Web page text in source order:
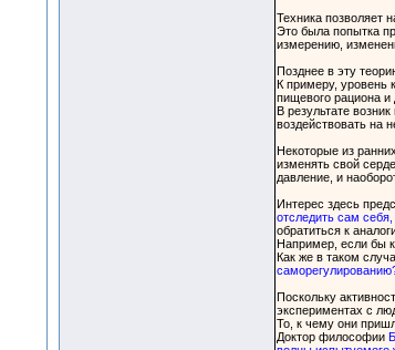
Техника позволяет
Это была попытка
измерению,
Позднее в эту
К примеру, уровень
пищевого рациона и
В результате
воздействовать на
Некоторые из
изменять свой
давление, и
Интерес здесь
отследить сам
обратиться к
Например, если бы
Как же в таком
Поскольку
экспериментах с
То, к чему они
Доктор философии